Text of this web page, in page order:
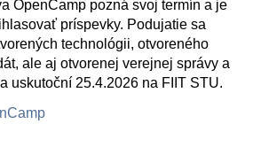
OpenCamp pozná svoj termín a je
príspevky. Podujatie sa
technológii, otvoreného
ale aj otvorenej verejnej správy a
uskutoční 25.4.2026 na FIIT STU.